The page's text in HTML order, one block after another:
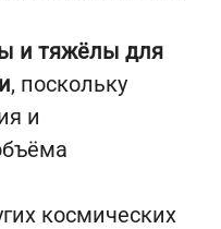
и тяжёлы для
, поскольку
и
космических